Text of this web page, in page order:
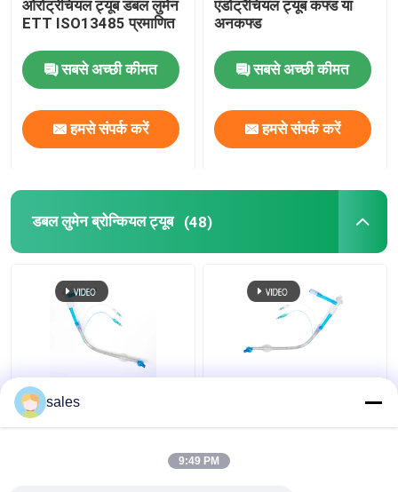
ओरोट्रेचियल ट्यूब डबल लुमेन
ETT ISO13485 प्रमाणित
सबसे अच्छी कीमत
हमसे संपर्क करें
एंडोट्रैचियल ट्यूब कफ्ड या
अनकफ्ड
सबसे अच्छी कीमत
हमसे संपर्क करें
डबल लुमेन ब्रोन्कियल ट्यूब (48)
FR28-FR41 एंडोट्रैचियल
डबल लुमेन ट्यूब ट्रेकिअल
sales
9:49 PM